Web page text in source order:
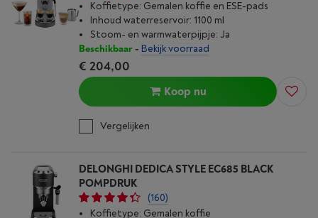
Koffietype: Gemalen koffie en ESE-pads
Inhoud waterreservoir: 1100 ml
Stoom- en warmwaterpijpje: Ja
Beschikbaar- Bekijk voorraad
€ 204,00
Koop nu
Vergelijken
DELONGHI DEDICA STYLE EC685 BLACK
POMPDRUK
(160)
Koffietype: Gemalen koffie